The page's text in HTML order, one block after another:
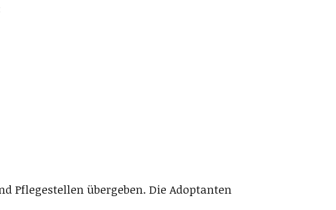
Pflegestellen übergeben. Die Adoptanten